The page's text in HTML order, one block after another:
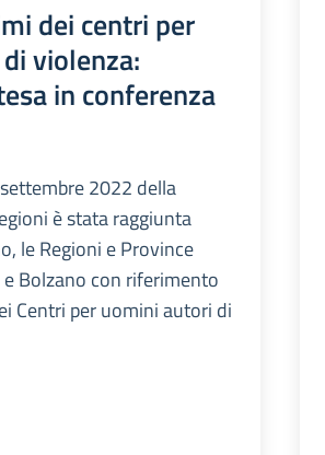
dei centri per
violenza:
in conferenza
2022 della
è stata raggiunta
le Regioni e Province
Bolzano con riferimento
Centri per uomini autori di